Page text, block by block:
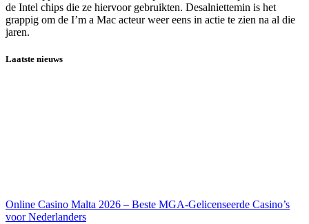
de Intel chips die ze hiervoor gebruikten. Desalniettemin is het
grappig om de I’m a Mac acteur weer eens in actie te zien na al die
jaren.
Laatste nieuws
Online Casino Malta 2026 – Beste MGA-Gelicenseerde Casino’s
voor Nederlanders